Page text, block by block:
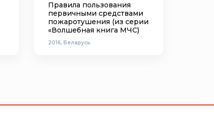
Правила пользования
первичными средствами
пожаротушения (из серии
«Волшебная книга МЧС)
2016, Беларусь